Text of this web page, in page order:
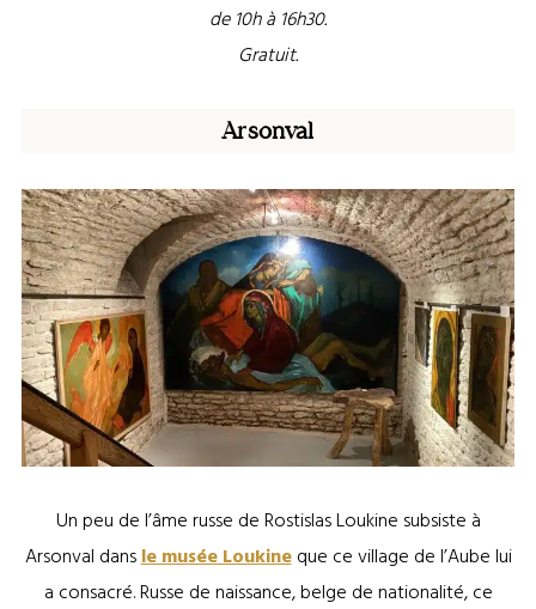
de 10h à 16h30.
Gratuit.
Arsonval
Un peu de l’âme russe de Rostislas Loukine subsiste à
Arsonval dansle musée Loukineque ce village de l’Aube lui
a consacré. Russe de naissance, belge de nationalité, ce